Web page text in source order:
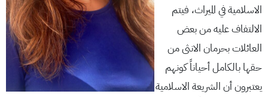
الاسلامية في الميراث، فيتم
الالتفاف عليه من بعض
العائلات بحرمان الانثى من
حقها بالكامل أحياناً كونهم
يعتبرون أن الشريعة الاسلامية